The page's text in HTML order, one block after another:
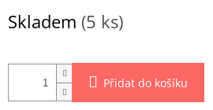
cena:
Skladem (5 ks)
Přidat do košíku